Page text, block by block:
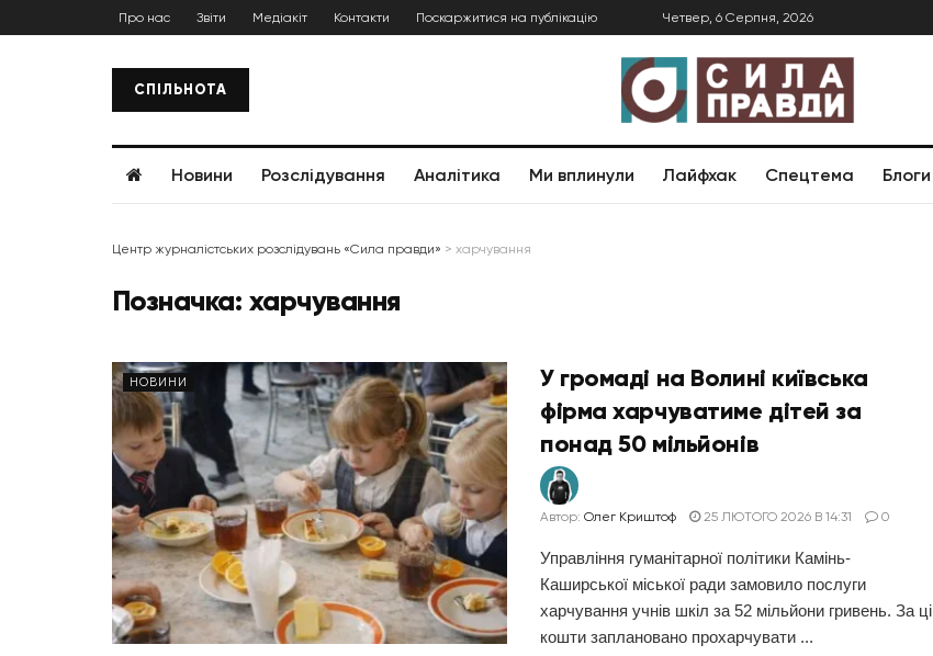
Про нас Звіти Медіакіт Контакти Поскаржитися на публікацію Четвер, 6 Серпня, 2026
СПІЛЬНОТА
Новини Розслідування Аналітика Ми вплинули Лайфхак Спецтема Блоги
Центр журналістських розслідувань «Сила правди» > харчування
Позначка: харчування
НОВИНИ
У громаді на Волині київська
фірма харчуватиме дітей за
понад 50 мільйонів
Автор: Олег Криштоф 25 ЛЮТОГО 2026 В 14:31 0
Управління гуманітарної політики Камінь-
Каширської міської ради замовило послуги
харчування учнів шкіл за 52 мільйони гривень. За ці
кошти заплановано прохарчувати ...